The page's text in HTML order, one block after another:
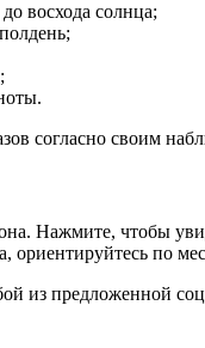
восхода солнца;
согласно своим
Нажмите, чтобы
по
из предложенной